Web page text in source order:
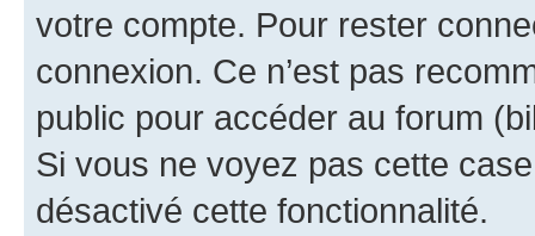
votre compte. Pour rester
connexion. Ce n’est pas
public pour accéder au forum
Si vous ne voyez pas cette
désactivé cette fonctionnalité.